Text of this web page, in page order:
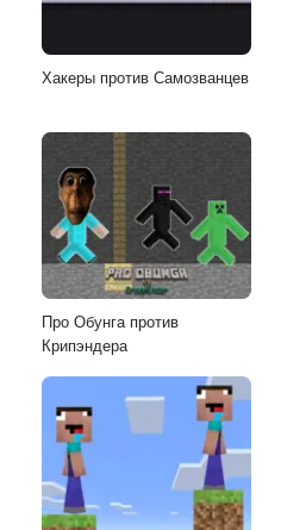
Хакеры против Самозванцев
Про Обунга против
Крипэндера